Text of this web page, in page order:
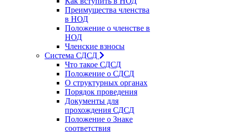
Преимущества членства
в НОД
Положение о членстве в
НОД
Членские взносы
Система СДСД
Что такое СДСД
Положение о СДСД
О структурных органах
Порядок проведения
Документы для
прохождения СДСД
Положение о Знаке
соответствия